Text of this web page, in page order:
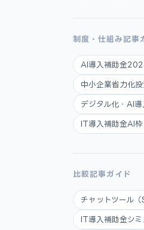
制度・仕組み記事
AI導入補助金
中小企業省力化
デジタル化・AI導
IT導入補助金AI
比較記事ガイド
チャットツール
IT導入補助金シ